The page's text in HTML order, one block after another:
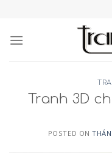
content
Tranh 3D
POSTED ON